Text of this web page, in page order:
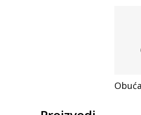
Obuća